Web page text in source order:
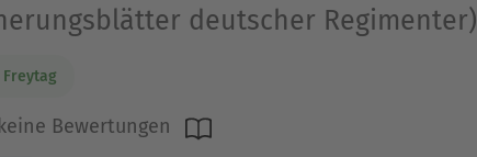
deutscher Regimenter)
Freytag
Bewertungen